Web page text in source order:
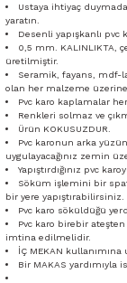
Ustaya ihtiyaç
yaratın.
Desenli yapışkanlı
0,5 mm. KALINLIKTA,
üretilmiştir.
Seramik, fayans, mdf-
olan her malzeme üzerine
Pvc karo kaplamalar
Renkleri solmaz ve
Ürün KOKUSUZDUR.
Pvc karonun arka
uygulayacağınız zemin
Yapıştırdığınız pvc
Söküm işlemini bir
bir yere yapıştırabilirsiniz.
Pvc karo söküldüğü
Pvc karo birebir
imtina edilmelidir.
İÇ MEKAN kullanımına
Bir MAKAS yardımıyla